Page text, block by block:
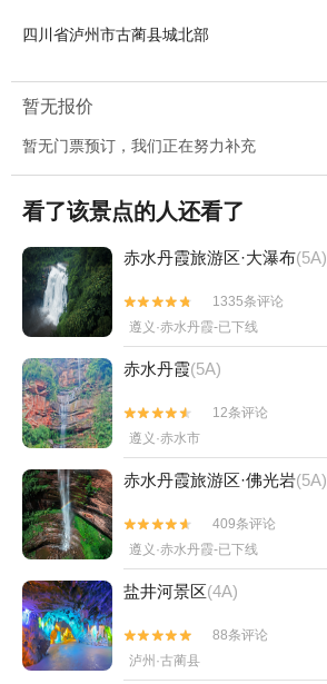
四川省泸州市古蔺县城北部
暂无报价
暂无门票预订，我们正在努力补充
看了该景点的人还看了
赤水丹霞旅游区·大瀑布(5A)


1335条评论
遵义·赤水丹霞-已下线
赤水丹霞(5A)


12条评论
遵义·赤水市
赤水丹霞旅游区·佛光岩(5A)


409条评论
遵义·赤水丹霞-已下线
盐井河景区(4A)


88条评论
泸州·古蔺县